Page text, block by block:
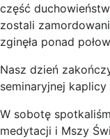
część
zostali
zginęła ponad
Nasz dzień
seminaryjnej
W sobotę
medytacji i Mszy